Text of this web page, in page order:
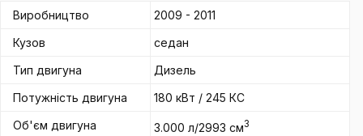
Виробництво
2009 - 2011
Кузов
седан
Тип двигуна
Дизель
Потужність двигуна
180 кВт / 245 КС
Об'єм двигуна
3.000 л/2993 см3